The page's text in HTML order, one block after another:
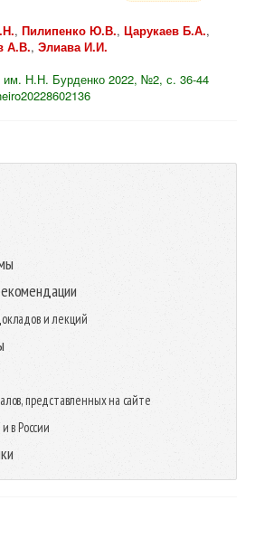
, Пилипенко Ю.В., Царукаев Б.А.,
А.В., Элиава И.И.
им. Н.Н. Бурденко 2022, №2, с. 36-44
и лекций
представленных на сайте
в России